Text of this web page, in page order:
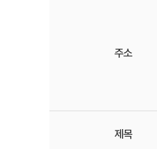
주소
제목